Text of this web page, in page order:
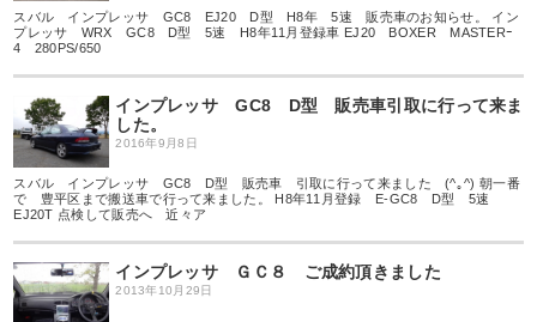
スバル インプレッサ GC8 EJ20 D型 H8年 5速 販売車のお知らせ。 イン
プレッサ WRX GC8 D型 5速 H8年11月登録車 EJ20 BOXER MASTERｰ
4 280PS/650
インプレッサ GC8 D型 販売車引取に行って来ま
した。
2016年9月8日
スバル インプレッサ GC8 D型 販売車 引取に行って来ました (^｡^) 朝一番
で 豊平区まで搬送車で行って来ました。 H8年11月登録 E-GC8 D型 5速
EJ20T 点検して販売へ 近々ア
インプレッサ ＧＣ８ ご成約頂きました
2013年10月29日